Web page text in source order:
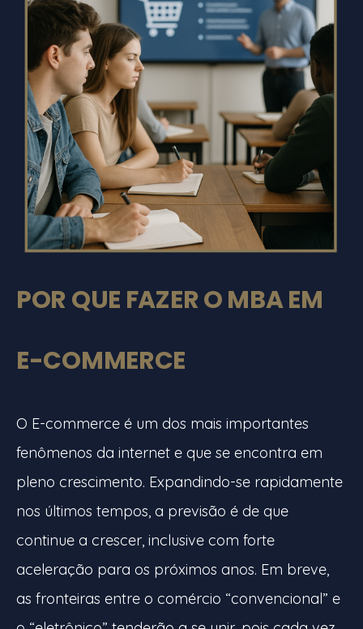
POR QUE FAZER O MBA EM
E-COMMERCE
O E-commerce é um dos mais importantes
fenômenos da internet e que se encontra em
pleno crescimento. Expandindo-se rapidamente
nos últimos tempos, a previsão é de que
continue a crescer, inclusive com forte
aceleração para os próximos anos. Em breve,
as fronteiras entre o comércio “convencional” e